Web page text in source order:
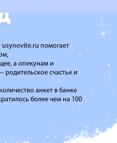
usynovite.ru помогает
а опекунам и
счастье и
анкет в банке
более чем на 100